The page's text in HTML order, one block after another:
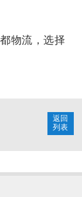
物流，选择
返回
列表